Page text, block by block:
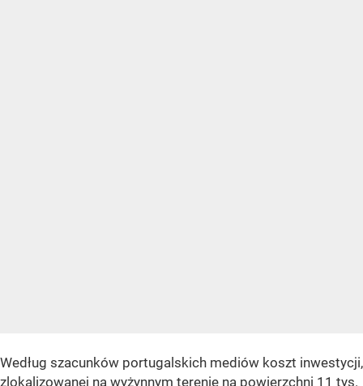
Według szacunków portugalskich mediów koszt inwestycji,
zlokalizowanej na wyżynnym terenie na powierzchni 11 tys.